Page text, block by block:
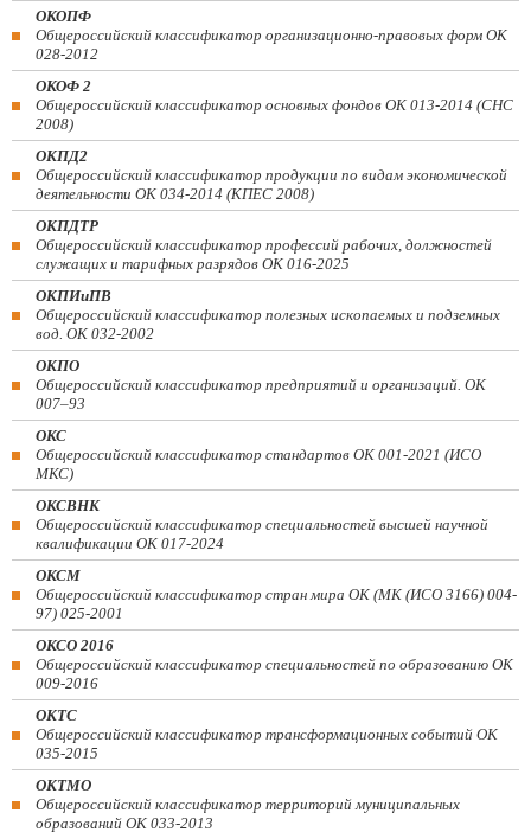
ОКОПФ
Общероссийский классификатор организационно-правовых форм ОК
028-2012
ОКОФ 2
Общероссийский классификатор основных фондов ОК 013-2014 (СНС
2008)
ОКПД2
Общероссийский классификатор продукции по видам экономической
деятельности ОК 034-2014 (КПЕС 2008)
ОКПДТР
Общероссийский классификатор профессий рабочих, должностей
служащих и тарифных разрядов ОК 016-2025
ОКПИиПВ
Общероссийский классификатор полезных ископаемых и подземных
вод. ОК 032-2002
ОКПО
Общероссийский классификатор предприятий и организаций. ОК
007–93
ОКС
Общероссийский классификатор стандартов ОК 001-2021 (ИСО
МКС)
ОКСВНК
Общероссийский классификатор специальностей высшей научной
квалификации ОК 017-2024
ОКСМ
Общероссийский классификатор стран мира ОК (МК (ИСО 3166) 004-
97) 025-2001
ОКСО 2016
Общероссийский классификатор специальностей по образованию ОК
009-2016
ОКТС
Общероссийский классификатор трансформационных событий ОК
035-2015
ОКТМО
Общероссийский классификатор территорий муниципальных
образований ОК 033-2013